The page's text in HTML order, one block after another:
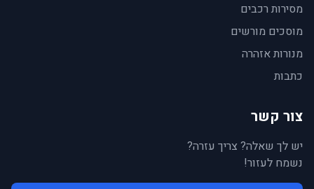
מסירות רכבים
מוסכים מורשים
מנורות אזהרה
כתבות
צור קשר
יש לך שאלה? צריך עזרה?
נשמח לעזור!